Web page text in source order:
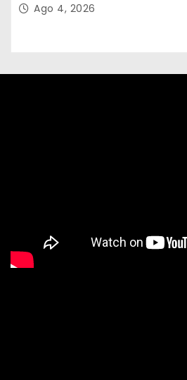
Ago 4, 2026